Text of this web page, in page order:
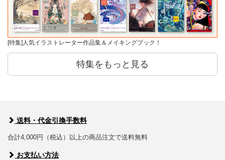
[特集]人気イラストレーター作品集＆メイキングブック！
特集をもっと見る
送料・代金引換手数料
合計4,000円（税込）以上の商品注文で送料無料
お支払い方法